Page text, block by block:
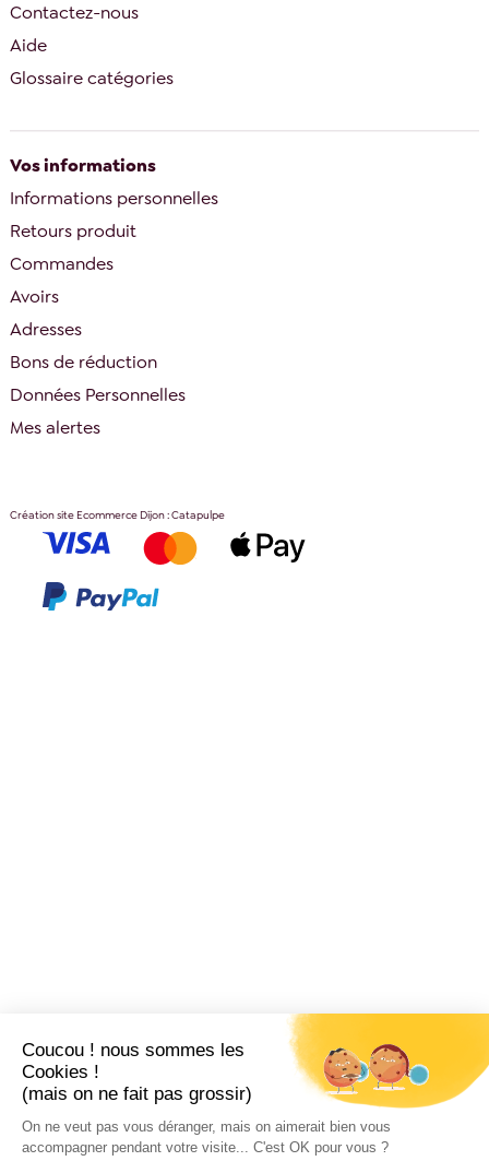
Coucou ! nous sommes les
Cookies !
(mais on ne fait pas grossir)
On ne veut pas vous déranger, mais on aimerait bien vous
accompagner pendant votre visite... C'est OK pour vous ?
Contactez-nous
Aide
Glossaire catégories
Vos informations
Informations personnelles
Retours produit
Commandes
Avoirs
Adresses
Bons de réduction
Données Personnelles
Mes alertes
Création site Ecommerce Dijon : Catapulpe